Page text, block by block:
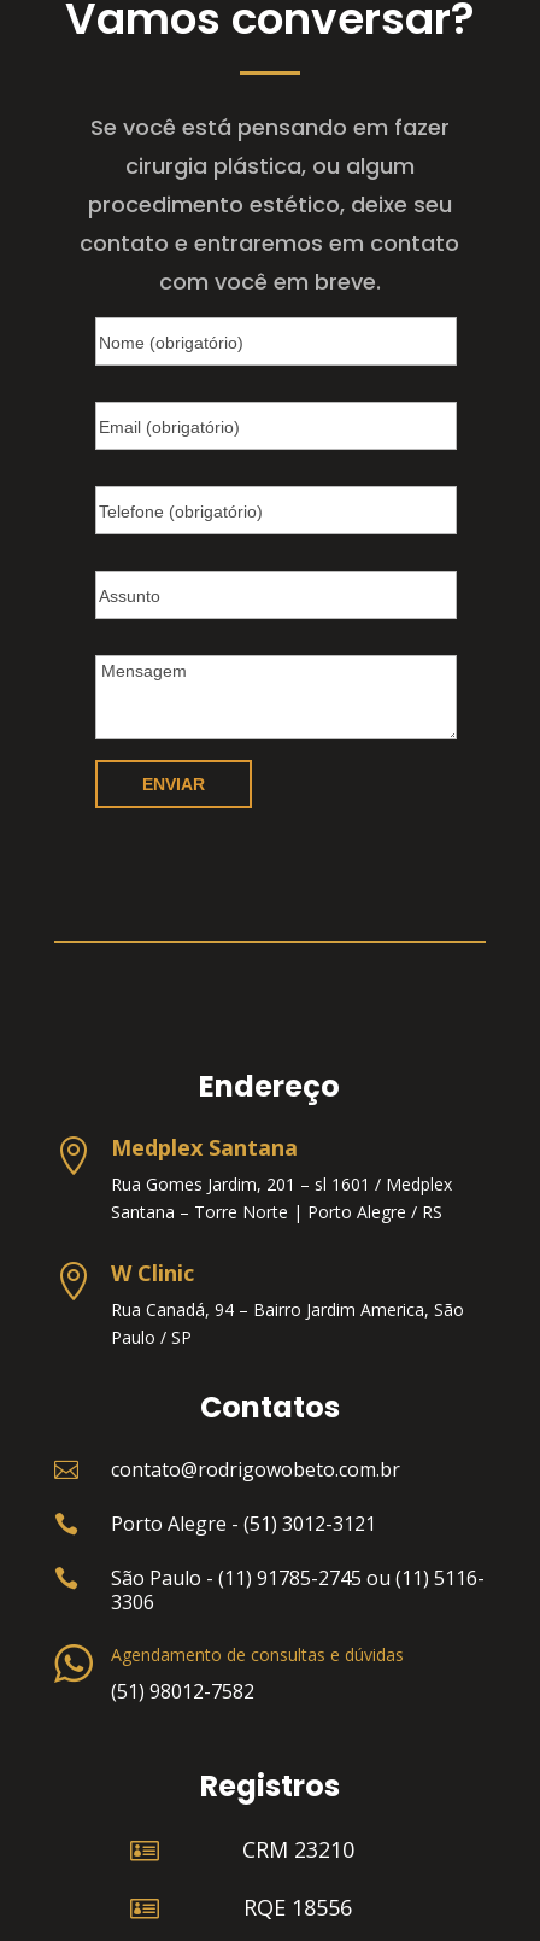
Vamos conversar?
Se você está pensando em fazer
cirurgia plástica, ou algum
procedimento estético, deixe seu
contato e entraremos em contato
com você em breve.
Endereço
 Medplex Santana
Rua Gomes Jardim, 201 – sl 1601 / Medplex
Santana – Torre Norte | Porto Alegre / RS
 W Clinic
Rua Canadá, 94 – Bairro Jardim America, São
Paulo / SP
Contatos
 contato@rodrigowobeto.com.br
 Porto Alegre - (51) 3012-3121

São Paulo - (11) 91785-2745 ou (11) 5116-
3306
Agendamento de consultas e dúvidas
(51) 98012-7582
Registros
 CRM 23210
 RQE 18556